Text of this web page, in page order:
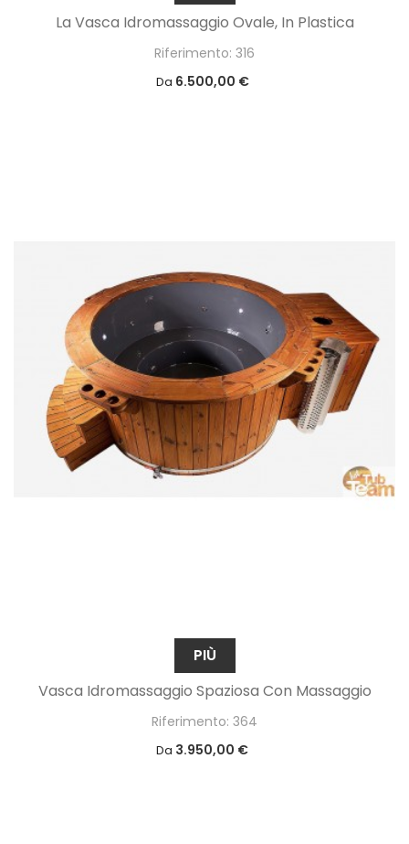
La Vasca Idromassaggio Ovale, In Plastica
Riferimento: 316
Da 6.500,00 €
PIÙ
Vasca Idromassaggio Spaziosa Con Massaggio
Riferimento: 364
Da 3.950,00 €